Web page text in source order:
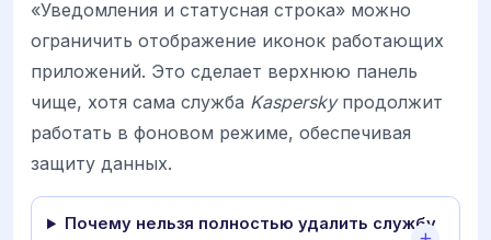
«Уведомления и статусная строка» можно
ограничить отображение иконок работающих
приложений. Это сделает верхнюю панель
чище, хотя сама служба Kasperskyпродолжит
работать в фоновом режиме, обеспечивая
защиту данных.
Почему нельзя полностью удалить службу